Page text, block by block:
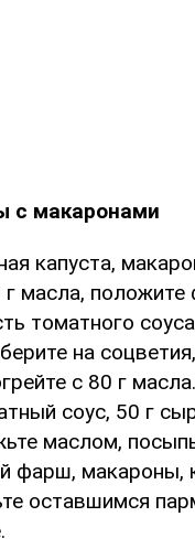
с макаронами
капуста,
масла,
томатного
на
с 80 г
соус, 50 г
маслом,
фарш, макароны,
оставшимся